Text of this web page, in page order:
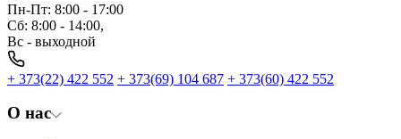
Пн-Пт: 8:00 - 17:00
Сб: 8:00 - 14:00,
Вс - выходной
+ 373(22) 422 552 + 373(69) 104 687 + 373(60) 422 552
О нас